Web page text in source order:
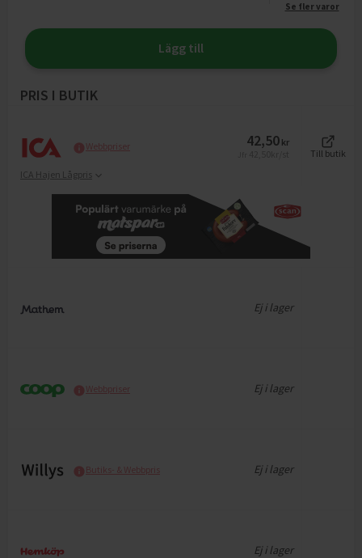
Se fler varor
Lägg till
PRIS I BUTIK
Webbpriser 42,50 kr
Till butik
ICA Hajen Lågpris
Ej i lager
Webbpriser Ej i lager
Butiks- & Webbpris Ej i lager
Ej i lager